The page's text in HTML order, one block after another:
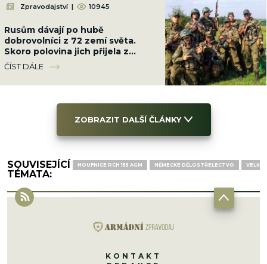
Zpravodajství | 10945
Rusům dávají po hubě
dobrovolníci z 72 zemí světa.
Skoro polovina jich přijela z
Latinské Ameriky
ČÍST DÁLE
ZOBRAZIT DALŠÍ ČLÁNKY
SOUVISEJÍCÍ
TÉMATA:
HOUFNICE RCH 155 AGM NĚMECKÉ DĚLOSTŘELECTVO VELKÁ
KONTAKT